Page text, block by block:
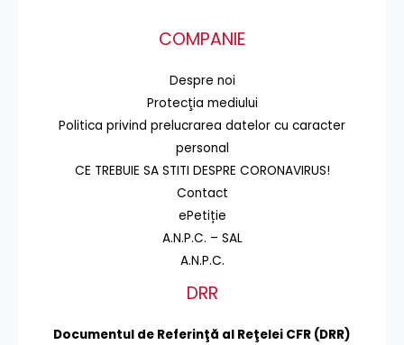
COMPANIE
Despre noi
Protecţia mediului
Politica privind prelucrarea datelor cu caracter
personal
CE TREBUIE SA STITI DESPRE CORONAVIRUS!
Contact
ePetiție
A.N.P.C. – SAL
A.N.P.C.
DRR
Documentul de Referinţă al Reţelei CFR (DRR)